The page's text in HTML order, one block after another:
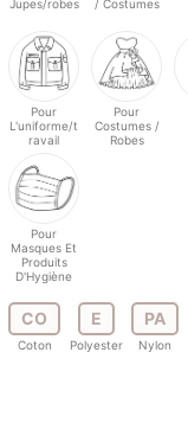
Jupes/robes / Costumes
Pour
L'uniforme/t
ravail
Pour
Costumes /
Robes
Pour
Masques Et
Produits
D'Hygiène
CO
Coton
E
Polyester
PA
Nylon